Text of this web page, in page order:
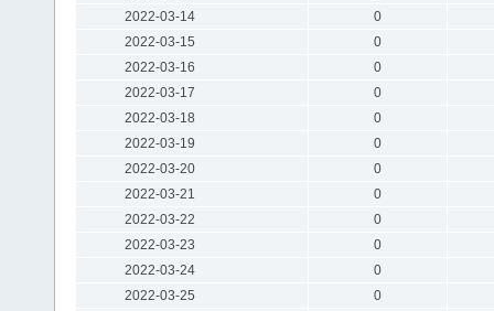
2022-03-14
0
2022-03-15
0
2022-03-16
0
2022-03-17
0
2022-03-18
0
2022-03-19
0
2022-03-20
0
2022-03-21
0
2022-03-22
0
2022-03-23
0
2022-03-24
0
2022-03-25
0